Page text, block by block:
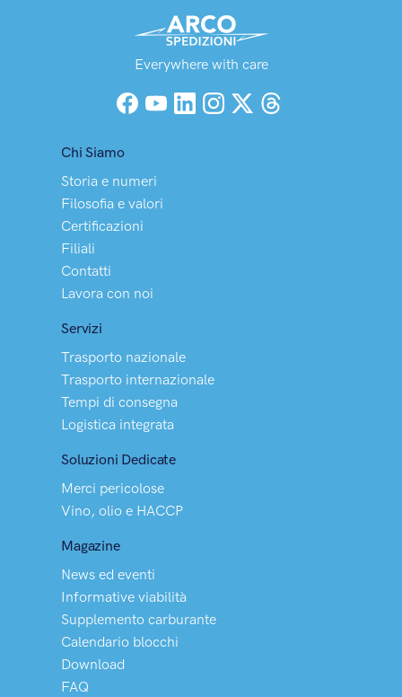
Everywhere with care
Facebook
YouTubeLinkedInInstagramX (Twitter)
Chi Siamo
Storia e numeri
Filosofia e valori
Certificazioni
Filiali
Contatti
Lavora con noi
Servizi
Trasporto nazionale
Trasporto internazionale
Tempi di consegna
Logistica integrata
Soluzioni Dedicate
Merci pericolose
Vino, olio e HACCP
Magazine
News ed eventi
Informative viabilità
Supplemento carburante
Calendario blocchi
Download
FAQ